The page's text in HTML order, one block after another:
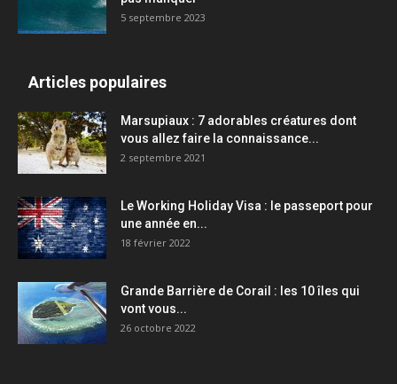
5 septembre 2023
Articles populaires
Marsupiaux : 7 adorables créatures dont
vous allez faire la connaissance...
2 septembre 2021
Le Working Holiday Visa : le passeport pour
une année en...
18 février 2022
Grande Barrière de Corail : les 10 îles qui
vont vous...
26 octobre 2022